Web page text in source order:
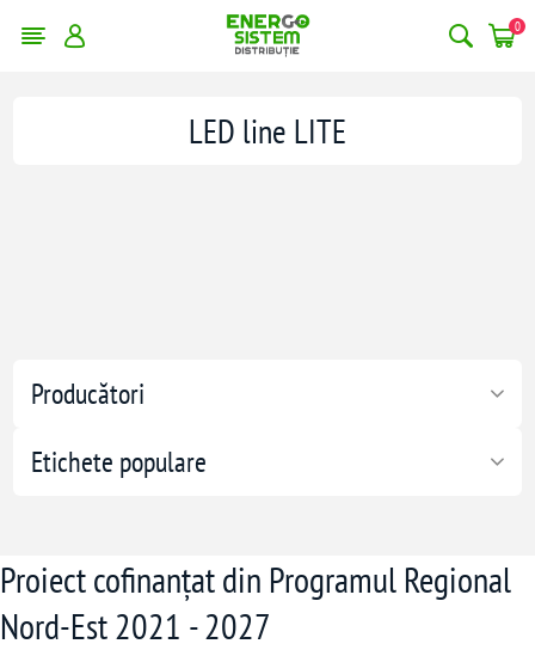
0
Producători
Etichete populare
LED line LITE
Proiect cofinanțat din Programul Regional
Nord-Est 2021 - 2027